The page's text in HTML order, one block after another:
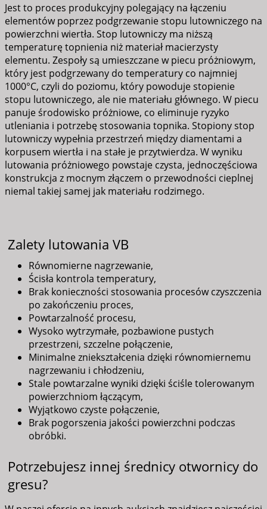
Jest to proces produkcyjny polegający na łączeniu
elementów poprzez podgrzewanie stopu lutowniczego na
powierzchni wiertła. Stop lutowniczy ma niższą
temperaturę topnienia niż materiał macierzysty
elementu. Zespoły są umieszczane w piecu próżniowym,
który jest podgrzewany do temperatury co najmniej
1000°C, czyli do poziomu, który powoduje stopienie
stopu lutowniczego, ale nie materiału głównego. W piecu
panuje środowisko próżniowe, co eliminuje ryzyko
utleniania i potrzebę stosowania topnika. Stopiony stop
lutowniczy wypełnia przestrzeń między diamentami a
korpusem wiertła i na stałe je przytwierdza. W wyniku
lutowania próżniowego powstaje czysta, jednoczęściowa
konstrukcja z mocnym złączem o przewodności cieplnej
niemal takiej samej jak materiału rodzimego.
Zalety lutowania VB
Równomierne nagrzewanie,
Ścisła kontrola temperatury,
Brak konieczności stosowania procesów czyszczenia
po zakończeniu proces,
Powtarzalność procesu,
Wysoko wytrzymałe, pozbawione pustych
przestrzeni, szczelne połączenie,
Minimalne zniekształcenia dzięki równomiernemu
nagrzewaniu i chłodzeniu,
Stale powtarzalne wyniki dzięki ściśle tolerowanym
powierzchniom łączącym,
Wyjątkowo czyste połączenie,
Brak pogorszenia jakości powierzchni podczas
obróbki.
Potrzebujesz innej średnicy otwornicy do
gresu?